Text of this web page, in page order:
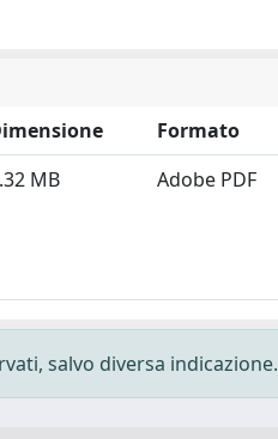
Formato
MB Adobe PDF
salvo diversa indicazione.